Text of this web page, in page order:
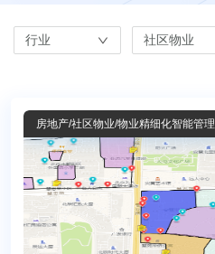
行业 社区物业
房地产/社区物业/物业精细化智能管理